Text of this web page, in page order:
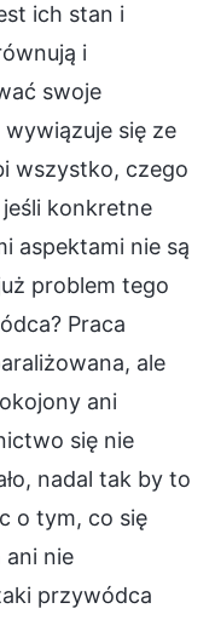
ich stan i
i
swoje
się ze
wszystko, czego
konkretne
aspektami nie są
problem tego
Praca
ale
ani
się nie
nadal tak by to
o tym, co się
ani nie
przywódca